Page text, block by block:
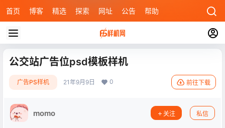
首页 博客 精选 探索 网址 公告 帮助
公交站广告位psd模板样机
广告PS样机 21年9月9日 0 前往下载
momo 关注 私信